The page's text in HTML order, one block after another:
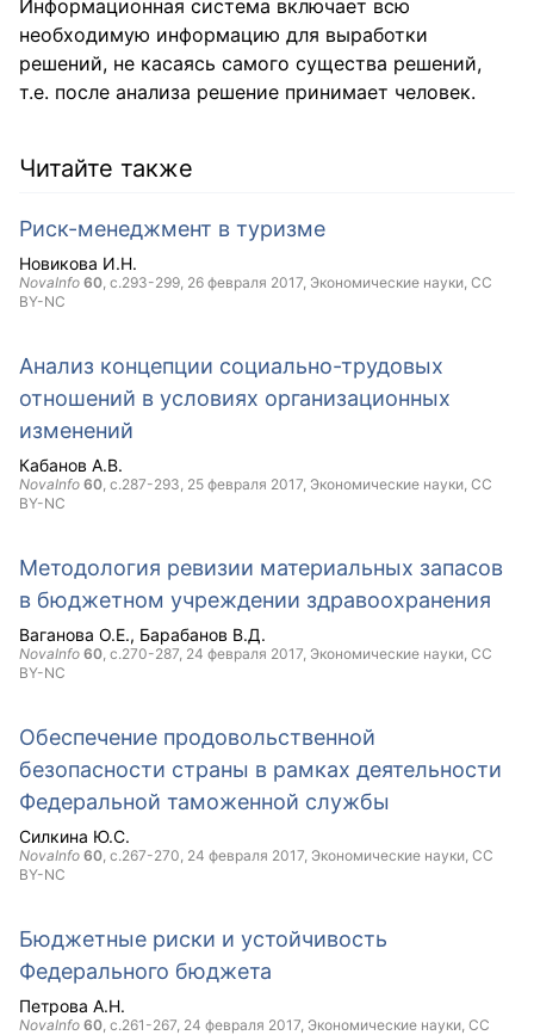
Информационная система включает всю
необходимую информацию для выработки
решений, не касаясь самого существа решений,
т.е. после анализа решение принимает человек.
Читайте также
Риск-менеджмент в туризме
Новикова И.Н.
NovaInfo 60, с.293-299, 26 февраля 2017, Экономические науки, CC
BY-NC
Анализ концепции социально-трудовых
отношений в условиях организационных
изменений
Кабанов А.В.
NovaInfo 60, с.287-293, 25 февраля 2017, Экономические науки, CC
BY-NC
Методология ревизии материальных запасов
в бюджетном учреждении здравоохранения
Ваганова О.Е. Барабанов В.Д.
NovaInfo 60, с.270-287, 24 февраля 2017, Экономические науки, CC
BY-NC
Обеспечение продовольственной
безопасности страны в рамках деятельности
Федеральной таможенной службы
Силкина Ю.С.
NovaInfo 60, с.267-270, 24 февраля 2017, Экономические науки, CC
BY-NC
Бюджетные риски и устойчивость
Федерального бюджета
Петрова А.Н.
NovaInfo 60, с.261-267, 24 февраля 2017, Экономические науки, CC